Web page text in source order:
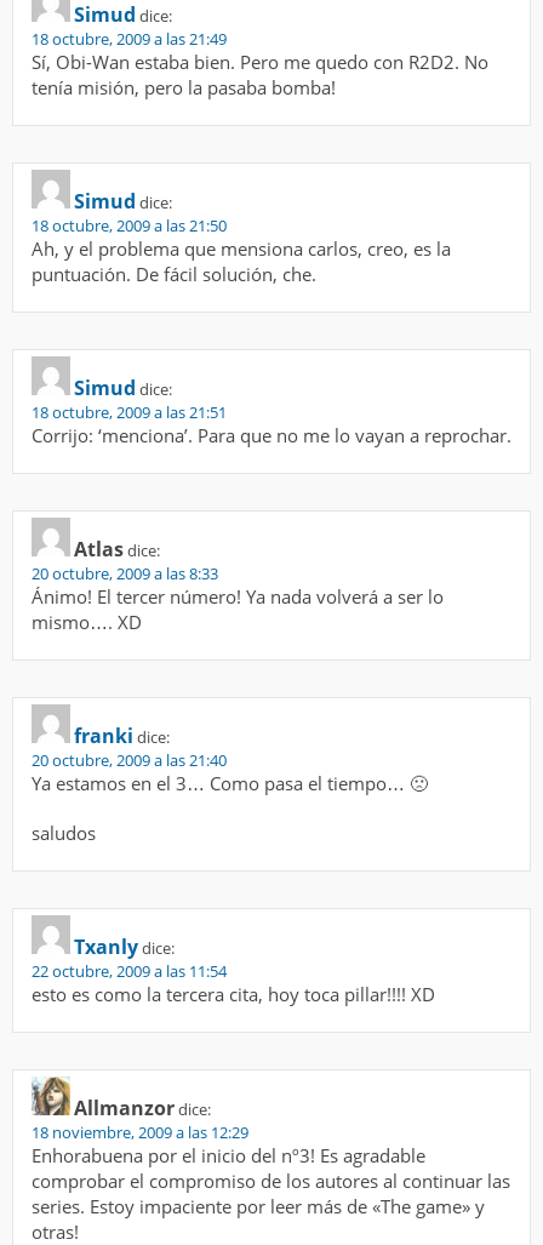
Simud dice:
18 octubre, 2009 a las 21:49
Sí, Obi-Wan estaba bien. Pero me quedo con R2D2. No
tenía misión, pero la pasaba bomba!
Simud dice:
18 octubre, 2009 a las 21:50
Ah, y el problema que mensiona carlos, creo, es la
puntuación. De fácil solución, che.
Simud dice:
18 octubre, 2009 a las 21:51
Corrijo: ‘menciona’. Para que no me lo vayan a reprochar.
Atlasdice:
20 octubre, 2009 a las 8:33
Ánimo! El tercer número! Ya nada volverá a ser lo
mismo…. XD
franki dice:
20 octubre, 2009 a las 21:40
Ya estamos en el 3… Como pasa el tiempo… 🙁
saludos
Txanlydice:
22 octubre, 2009 a las 11:54
esto es como la tercera cita, hoy toca pillar!!!! XD
Allmanzordice:
18 noviembre, 2009 a las 12:29
Enhorabuena por el inicio del nº3! Es agradable
comprobar el compromiso de los autores al continuar las
series. Estoy impaciente por leer más de «The game» y
otras!